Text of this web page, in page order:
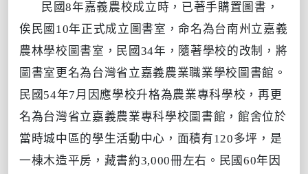
民國8年嘉義農校成立時，已著手購置圖書，
俟民國10年正式成立圖書室，命名為台南州立嘉義
農林學校圖書室，民國34年，隨著學校的改制，將
圖書室更名為台灣省立嘉義農業職業學校圖書館。
民國54年7月因應學校升格為農業專科學校，再更
名為台灣省立嘉義農業專科學校圖書館，館舍位於
當時城中區的學生活動中心，面積有120多坪，是
一棟木造平房，藏書約3,000冊左右。民國60年因